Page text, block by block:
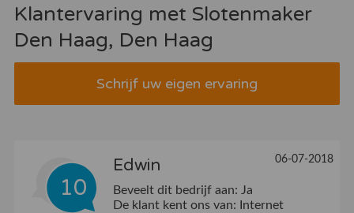
Klantervaring met Slotenmaker
Den Haag, Den Haag
Schrijf uw eigen ervaring
10
Edwin 06-07-2018
Beveelt dit bedrijf aan: Ja
De klant kent ons van:
Internet